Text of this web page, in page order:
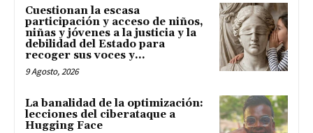
Cuestionan la escasa
participación y acceso de niños,
niñas y jóvenes a la justicia y la
debilidad del Estado para
recoger sus voces y...
9 Agosto, 2026
La banalidad de la optimización:
lecciones del ciberataque a
Hugging Face